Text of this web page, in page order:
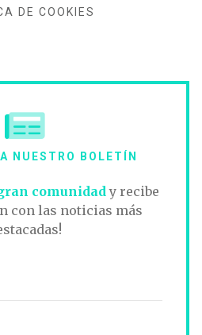
DE COOKIES
NUESTRO BOLETÍN
comunidad y recibe
con las noticias más